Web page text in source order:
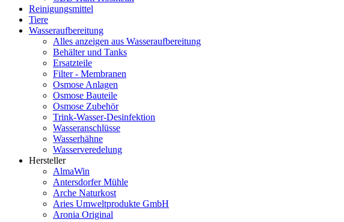
Reinigungsmittel
Tiere
Wasseraufbereitung
Alles anzeigen aus Wasseraufbereitung
Behälter und Tanks
Ersatzteile
Filter - Membranen
Osmose Anlagen
Osmose Bauteile
Osmose Zubehör
Trink-Wasser-Desinfektion
Wasseranschlüsse
Wasserhähne
Wasserveredelung
Hersteller
AlmaWin
Antersdorfer Mühle
Arche Naturkost
Aries Umweltprodukte GmbH
Aronia Original